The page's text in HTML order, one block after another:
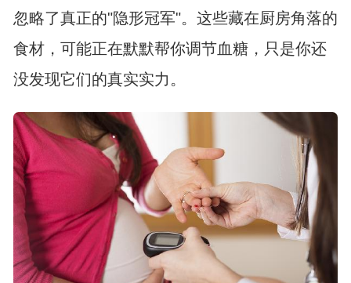
忽略了真正的"隐形冠军"。这些藏在厨房角落的
食材，可能正在默默帮你调节血糖，只是你还
没发现它们的真实实力。